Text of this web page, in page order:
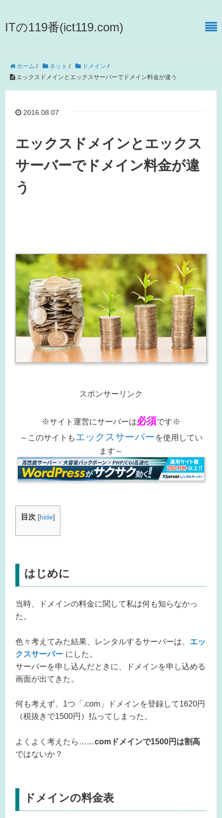
ITの119番(ict119.com)
ホーム / ネット / ドメイン /
エックスドメインとエックスサーバーでドメイン料金が違う
2016.08.07
エックスドメインとエックス
サーバーでドメイン料金が違
う
スポンサーリンク
※サイト運営にサーバーは必須です※
～このサイトもエックスサーバー を使用してい
ます～
目次 [hide]
はじめに
当時、ドメインの料金に関して私は何も知らなかっ
た。
色々考えてみた結果、レンタルするサーバーは、 エッ
クスサーバー にした。
サーバーを申し込んだときに、ドメインを申し込める
画面が出てきた。
何も考えず、1つ「.com」ドメインを登録して1620円
（税抜きで1500円）払ってしまった。
よくよく考えたら……comドメインで1500円は割高
ではないか？
ドメインの料金表